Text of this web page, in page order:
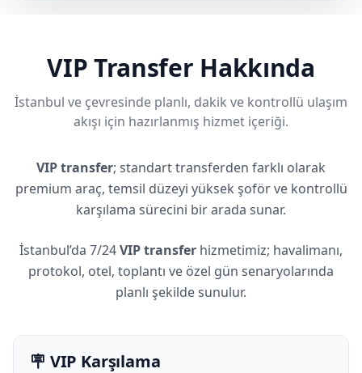
VIP Transfer Hakkında
İstanbul ve çevresinde planlı, dakik ve kontrollü ulaşım
akışı için hazırlanmış hizmet içeriği.
VIP transfer; standart transferden farklı olarak
premium araç, temsil düzeyi yüksek şoför ve kontrollü
karşılama sürecini bir arada sunar.
İstanbul’da 7/24VIP transfer hizmetimiz; havalimanı,
protokol, otel, toplantı ve özel gün senaryolarında
planlı şekilde sunulur.
🪧 VIP Karşılama